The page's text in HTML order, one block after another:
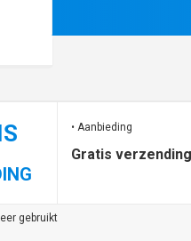
• Aanbieding
Gratis
gebruikt